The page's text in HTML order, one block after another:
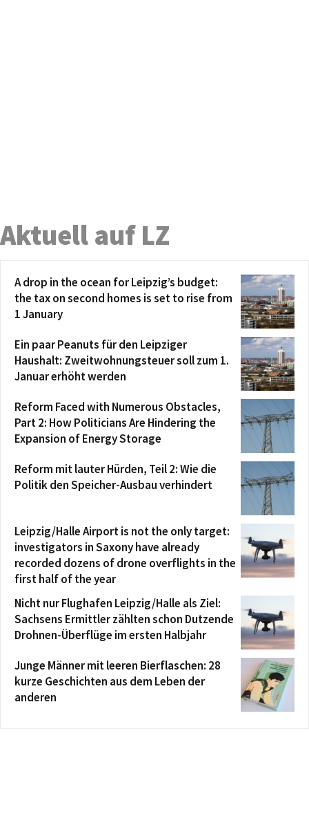
Aktuell auf LZ
A drop in the ocean for Leipzig’s budget:
the tax on second homes is set to rise from
1 January
Ein paar Peanuts für den Leipziger
Haushalt: Zweitwohnungsteuer soll zum 1.
Januar erhöht werden
Reform Faced with Numerous Obstacles,
Part 2: How Politicians Are Hindering the
Expansion of Energy Storage
Reform mit lauter Hürden, Teil 2: Wie die
Politik den Speicher-Ausbau verhindert
Leipzig/Halle Airport is not the only target:
investigators in Saxony have already
recorded dozens of drone overflights in the
first half of the year
Nicht nur Flughafen Leipzig/Halle als Ziel:
Sachsens Ermittler zählten schon Dutzende
Drohnen-Überflüge im ersten Halbjahr
Junge Männer mit leeren Bierflaschen: 28
kurze Geschichten aus dem Leben der
anderen